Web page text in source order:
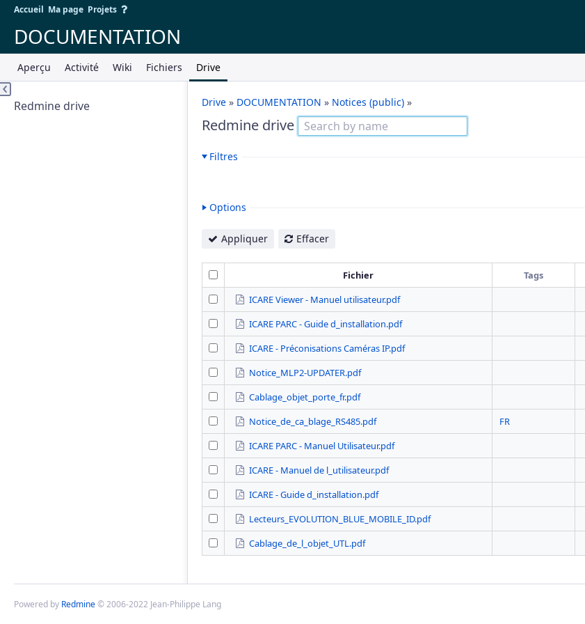
Accueil Ma page Projets
DOCUMENTATION
Aperçu Activité Wiki Fichiers Drive
Redmine drive Drive » DOCUMENTATION » Notices (public) »
Redmine drive
Filtres
Options
Appliquer Effacer
Fichier Tags
ICARE Viewer - Manuel utilisateur.pdf
ICARE PARC - Guide d_installation.pdf
ICARE - Préconisations Caméras IP.pdf
Notice_MLP2-UPDATER.pdf
Cablage_objet_porte_fr.pdf
Notice_de_ca_blage_RS485.pdf
FR
ICARE PARC - Manuel Utilisateur.pdf
ICARE - Manuel de l_utilisateur.pdf
ICARE - Guide d_installation.pdf
Lecteurs_EVOLUTION_BLUE_MOBILE_ID.pdf
Cablage_de_l_objet_UTL.pdf
Powered by Redmine© 2006-2022 Jean-Philippe Lang